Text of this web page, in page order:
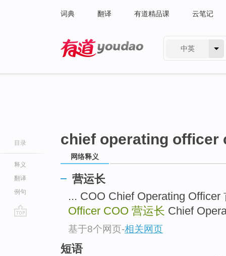
词典 翻译 有道精品课 云笔记
中英
目录
释义
翻译
例句
chief operating officer
网络释义
营运长
... COO Chief Operating
Officer COO 营运长 Chief
基于8个网页-相关网页
短语